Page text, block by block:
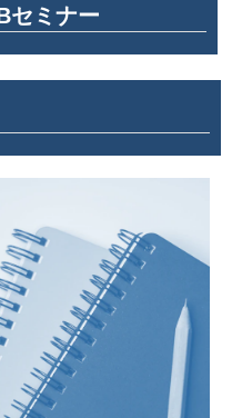
セミナー